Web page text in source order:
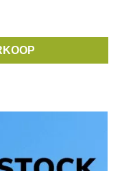
by Elke Vion.